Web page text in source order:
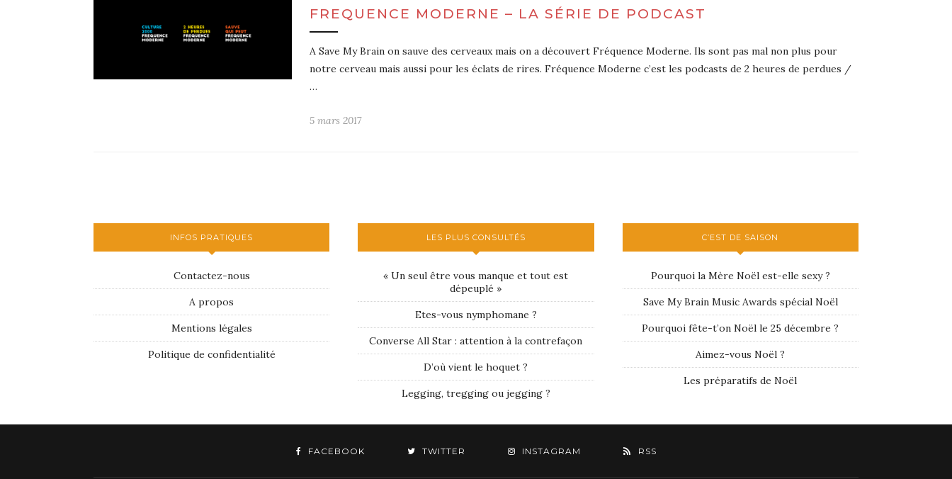
FREQUENCE MODERNE – LA SÉRIE DE PODCAST
A Save My Brain on sauve des cerveaux mais on a découvert Fréquence Moderne. Ils sont pas mal non plus pour
notre cerveau mais aussi pour les éclats de rires. Fréquence Moderne c’est les podcasts de 2 heures de perdues /
…
5 mars 2017
INFOS PRATIQUES
Contactez-nous
A propos
Mentions légales
Politique de confidentialité
LES PLUS CONSULTÉS
« Un seul être vous manque et tout est
dépeuplé »
Etes-vous nymphomane ?
Converse All Star : attention à la contrefaçon
D’où vient le hoquet ?
Legging, tregging ou jegging ?
C’EST DE SAISON
Pourquoi la Mère Noël est-elle sexy ?
Save My Brain Music Awards spécial Noël
Pourquoi fête-t’on Noël le 25 décembre ?
Aimez-vous Noël ?
Les préparatifs de Noël
FACEBOOK TWITTER INSTAGRAM RSS